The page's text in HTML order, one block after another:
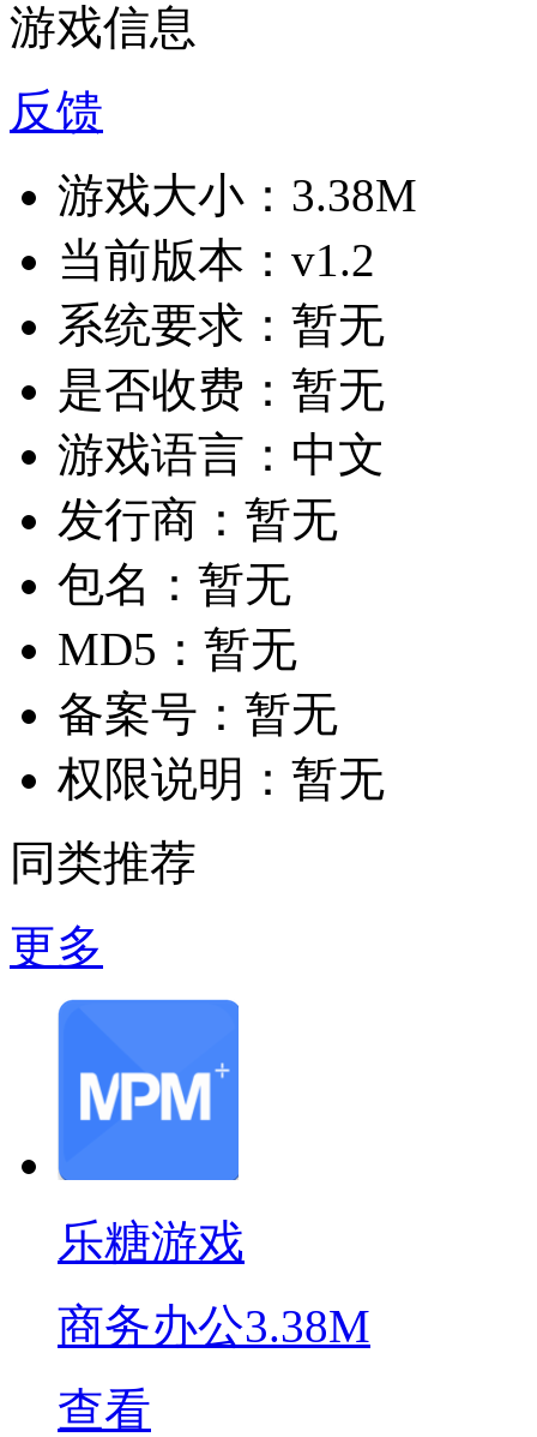
游戏信息
反馈
游戏大小： 3.38M
当前版本： v1.2
系统要求： 暂无
是否收费： 暂无
游戏语言： 中文
发行商： 暂无
包名： 暂无
MD5： 暂无
备案号： 暂无
权限说明： 暂无
同类推荐
更多
乐糖游戏
商务办公3.38M
查看